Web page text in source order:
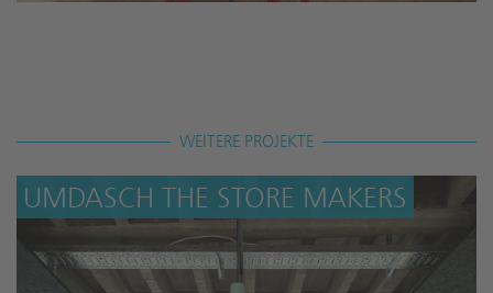
WEITERE PROJEKTE
UMDASCH THE STORE MAKERS